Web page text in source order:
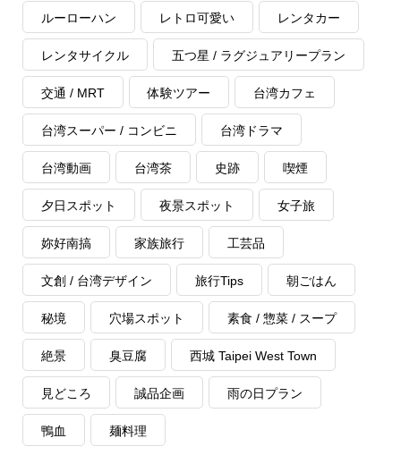
ルーローハン レトロ可愛い レンタカー
レンタサイクル 五つ星 / ラグジュアリープラン
交通 / MRT 体験ツアー 台湾カフェ
台湾スーパー / コンビニ 台湾ドラマ
台湾動画 台湾茶 史跡 喫煙
夕日スポット 夜景スポット 女子旅
妳好南搞 家族旅行 工芸品
文創 / 台湾デザイン 旅行Tips 朝ごはん
秘境 穴場スポット 素食 / 惣菜 / スープ
絶景 臭豆腐 西城 Taipei West Town
見どころ 誠品企画 雨の日プラン
鴨血 麺料理